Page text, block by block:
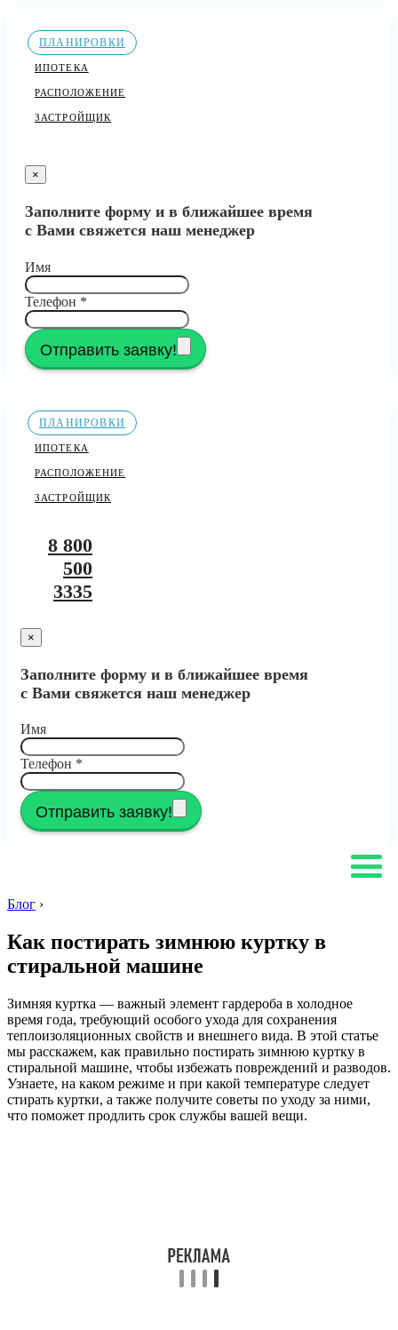
ПЛАНИРОВКИ
ИПОТЕКА
РАСПОЛОЖЕНИЕ
ЗАСТРОЙЩИК
×
Заполните форму и в ближайшее время
с Вами свяжется наш менеджер
Имя
Телефон *
Отправить заявку!
ПЛАНИРОВКИ
ИПОТЕКА
РАСПОЛОЖЕНИЕ
ЗАСТРОЙЩИК
8 800
500
3335
×
Заполните форму и в ближайшее время
с Вами свяжется наш менеджер
Имя
Телефон *
Отправить заявку!
Блог ›
Как постирать зимнюю куртку в
стиральной машине
Зимняя куртка — важный элемент гардероба в холодное
время года, требующий особого ухода для сохранения
теплоизоляционных свойств и внешнего вида. В этой статье
мы расскажем, как правильно постирать зимнюю куртку в
стиральной машине, чтобы избежать повреждений и разводов.
Узнаете, на каком режиме и при какой температуре следует
стирать куртки, а также получите советы по уходу за ними,
что поможет продлить срок службы вашей вещи.